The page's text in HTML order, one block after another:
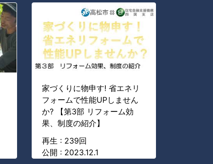
家づくりに物申す! 省エネリ
フォームで性能UPしません
か? 【第3部 リフォーム効
果、制度の紹介】
再生 : 239回
公開 : 2023.12.1